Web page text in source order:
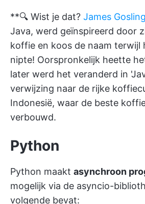
**🔍 Wist je dat? James Gosling
Java, werd geïnspireerd door
koffie en koos de naam terwijl
nipte! Oorspronkelijk heette
later werd het veranderd in
verwijzing naar de rijke
Indonesië, waar de beste
verbouwd.
Python
Python maakt asynchroon
mogelijk via de asyncio-
volgende bevat: